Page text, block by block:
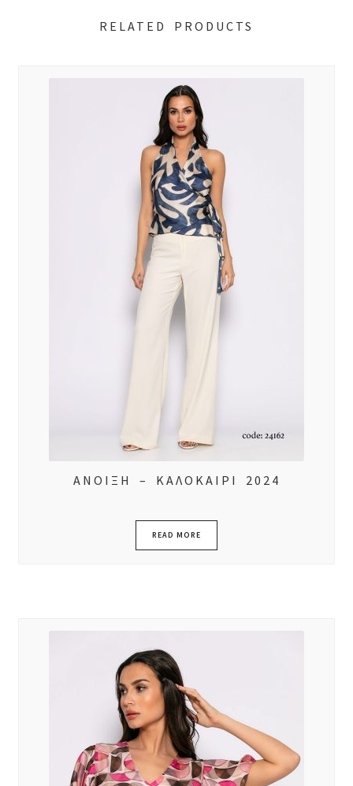
RELATED PRODUCTS
ΑΝΟΙΞΗ – ΚΑΛΟΚΑΙΡΙ 2024
READ MORE